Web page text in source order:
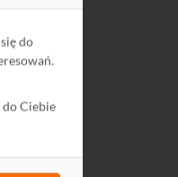
do
do Ciebie